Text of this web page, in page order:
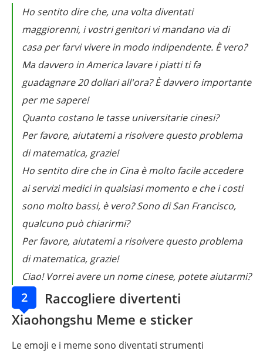
Ho sentito dire che, una volta diventati
maggiorenni, i vostri genitori vi mandano via di
casa per farvi vivere in modo indipendente. È vero?
Ma davvero in America lavare i piatti ti fa
guadagnare 20 dollari all'ora? È davvero importante
per me sapere!
Quanto costano le tasse universitarie cinesi?
Per favore, aiutatemi a risolvere questo problema
di matematica, grazie!
Ho sentito dire che in Cina è molto facile accedere
ai servizi medici in qualsiasi momento e che i costi
sono molto bassi, è vero? Sono di San Francisco,
qualcuno può chiarirmi?
Per favore, aiutatemi a risolvere questo problema
di matematica, grazie!
Ciao! Vorrei avere un nome cinese, potete aiutarmi?
2
Raccogliere divertenti
Xiaohongshu Meme e sticker
Le emoji e i meme sono diventati strumenti